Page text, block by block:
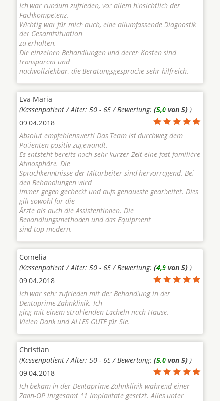
Ich war rundum zufrieden, vor allem hinsichtlich der
Fachkompetenz.
Wichtig war für mich auch, eine allumfassende Diagnostik
der Gesamtsituation
zu erhalten.
Die einzelnen Behandlungen und deren Kosten sind
transparent und
nachvollziehbar, die Beratungsgespräche sehr hilfreich.
Eva-Maria
(Kassenpatient / Alter: 50 - 65 / Bewertung: (5,0 von 5) )
09.04.2018
Absolut empfehlenswert! Das Team ist durchweg dem
Patienten positiv zugewandt.
Es entsteht bereits nach sehr kurzer Zeit eine fast familiäre
Atmosphäre. Die
Sprachkenntnisse der Mitarbeiter sind hervorragend. Bei
den Behandlungen wird
immer gegen gecheckt und aufs genaueste gearbeitet. Dies
gilt sowohl für die
Ärzte als auch die Assistentinnen. Die
Behandlungsmethoden und das Equipment
sind top modern.
Cornelia
(Kassenpatient / Alter: 50 - 65 / Bewertung: (4,9 von 5) )
09.04.2018
Ich war sehr zufrieden mit der Behandlung in der
Dentaprime-Zahnklinik. Ich
ging mit einem strahlenden Lächeln nach Hause.
Vielen Dank und ALLES GUTE für Sie.
Christian
(Kassenpatient / Alter: 50 - 65 / Bewertung: (5,0 von 5) )
09.04.2018
Ich bekam in der Dentaprime-Zahnklinik während einer
Zahn-OP insgesamt 11 Implantate gesetzt. Alles unter